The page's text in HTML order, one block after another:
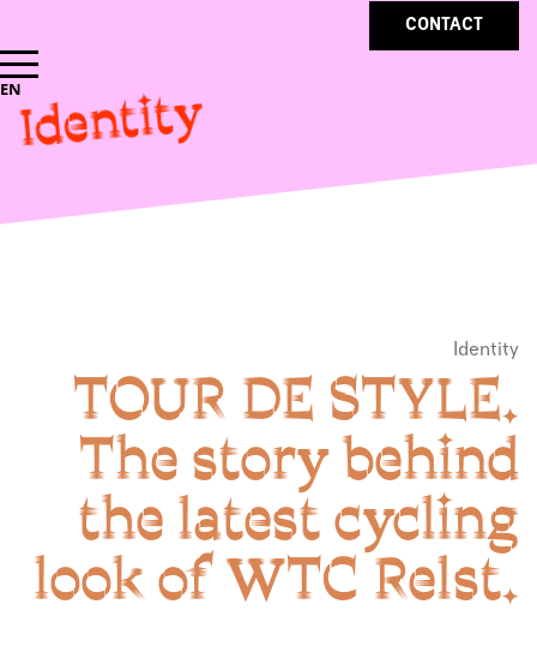
CONTACT
ENIdentity
Identity
TOUR DE STYLE.
The story behind
the latest cycling
look of WTC Relst.